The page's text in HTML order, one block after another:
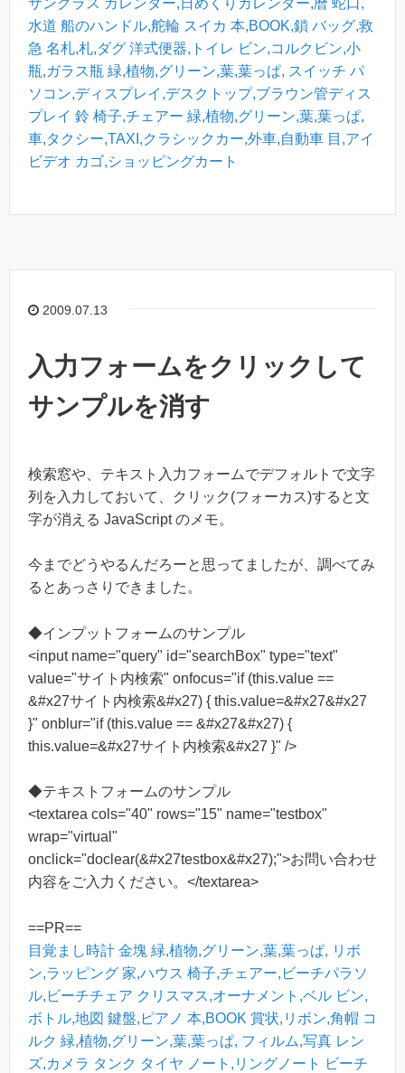
サングラス カレンダー,日めくりカレンダー,暦 蛇口,
水道 船のハンドル,舵輪 スイカ 本,BOOK,鎖 バッグ,救
急 名札,札,ダグ 洋式便器,トイレ ビン,コルクビン,小
瓶,ガラス瓶 緑,植物,グリーン,葉,葉っぱ, スイッチ パ
ソコン,ディスプレイ,デスクトップ,ブラウン管ディス
プレイ 鈴 椅子,チェアー 緑,植物,グリーン,葉,葉っぱ,
車,タクシー,TAXI,クラシックカー,外車,自動車 目,アイ
ビデオ カゴ,ショッピングカート
2009.07.13
入力フォームをクリックして
サンプルを消す
検索窓や、テキスト入力フォームでデフォルトで文字
列を入力しておいて、クリック(フォーカス)すると文
字が消える JavaScript のメモ。
今までどうやるんだろーと思ってましたが、調べてみ
るとあっさりできました。
◆インプットフォームのサンプル
<input name="query" id="searchBox" type="text"
value="サイト内検索" onfocus="if (this.value ==
&#x27サイト内検索&#x27) { this.value=&#x27&#x27
}" onblur="if (this.value == &#x27&#x27) {
this.value=&#x27サイト内検索&#x27 }" />
◆テキストフォームのサンプル
<textarea cols="40" rows="15" name="testbox"
wrap="virtual"
onclick="doclear(&#x27testbox&#x27);">お問い合わせ
内容をご入力ください。</textarea>
==PR==
目覚まし時計 金塊 緑,植物,グリーン,葉,葉っぱ, リボ
ン,ラッピング 家,ハウス 椅子,チェアー,ビーチパラソ
ル,ビーチチェア クリスマス,オーナメント,ベル ビン,
ボトル,地図 鍵盤,ピアノ 本,BOOK 賞状,リボン,角帽 コ
ルク 緑,植物,グリーン,葉,葉っぱ, フィルム,写真 レン
ズ,カメラ タンク タイヤ ノート,リングノート
ビーチ